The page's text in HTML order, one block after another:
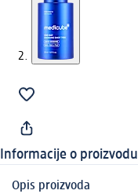
Informacije o proizvodu
Opis proizvoda